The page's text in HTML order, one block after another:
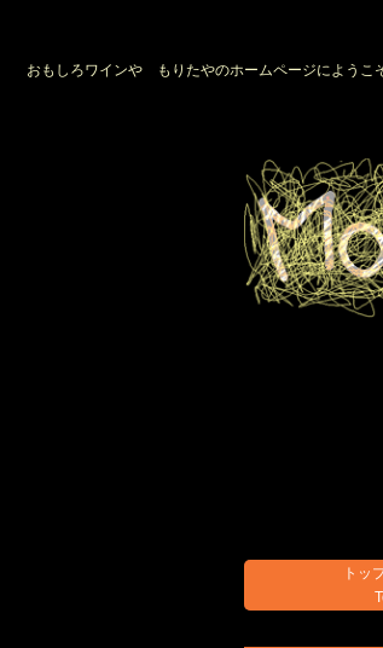
おもしろワインや もりたやのホームページにようこ
トッ